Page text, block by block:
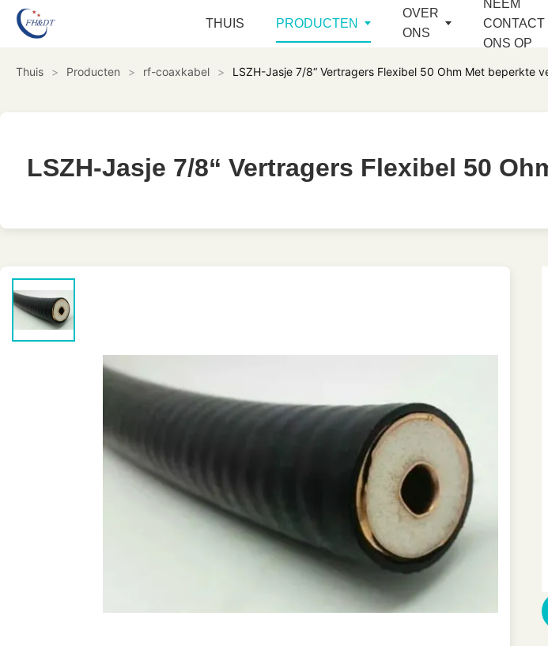
THUIS PRODUCTEN
OVER
ONS
NEEM
CONTACT
ONS OP
Thuis > Producten > rf-coaxkabel > LSZH-Jasje 7/8“ Vertragers Flexibel 50 Ohm Met beperkte
LSZH-Jasje 7/8“ Vertragers Flexibel 50
LSZH-Jasje 7/8“ Vertragers Flexibel 50